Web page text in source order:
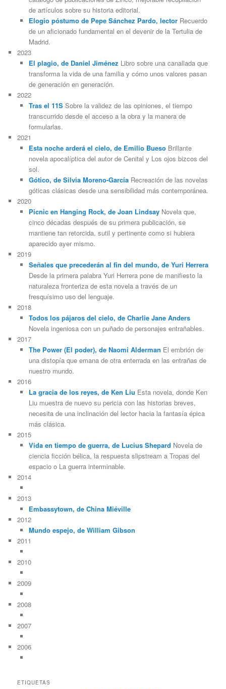
de artículos sobre su historia editorial.
Elogio póstumo de Pepe Sánchez Pardo, lectorRecuerdo
de un aficionado fundamental en el devenir de la Tertulia de
Madrid.
2023
El plagio, de Daniel Jiménez Libro sobre una canallada que
transforma la vida de una familia y cómo unos valores pasan
de generación en generación.
2022
Tras el 11SSobre la validez de las opiniones, el tiempo
transcurrido desde el acceso a la obra y la manera de
formularlas.
2021
Esta noche arderá el cielo, de Emilio BuesoBrillante
novela apocalíptica del autor de Cenital y Los ojos bizcos del
sol.
Gótico, de Silvia Moreno-GarcíaRecreación de las novelas
góticas clásicas desde una sensibilidad más contemporánea.
2020
Picnic en Hanging Rock, de Joan LindsayNovela que,
cinco décadas después de su primera publicación, se
mantiene tan retorcida, sutil y pertinente como si hubiera
aparecido ayer mismo.
2019
Señales que precederán al fin del mundo, de Yuri Herrera
Desde la primera palabra Yuri Herrera pone de manifiesto la
naturaleza fronteriza de esta novela a través de un
fresquísimo uso del lenguaje.
2018
Todos los pájaros del cielo, de Charlie Jane Anders
Novela ingeniosa con un puñado de personajes entrañables.
2017
The Power (El poder), de Naomi Alderman El embrión de
una distopía que emana de otra enterrada en las entrañas de
nuestro mundo.
2016
La gracia de los reyes, de Ken Liu Esta novela, donde Ken
Liu muestra de nuevo su pericia con las historias breves,
necesita de una inclinación del lector hacia la fantasía épica
más clásica.
2015
Vida en tiempo de guerra, de Lucius Shepard Novela de
ciencia ficción bélica, la respuesta slipstream a Tropas del
espacio o La guerra interminable.
2014
2013
Embassytown, de China Miéville
2012
Mundo espejo, de William Gibson
2011
2010
2009
2008
2007
2006
ETIQUETAS